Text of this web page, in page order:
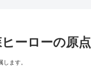
ーローの原点
ます。